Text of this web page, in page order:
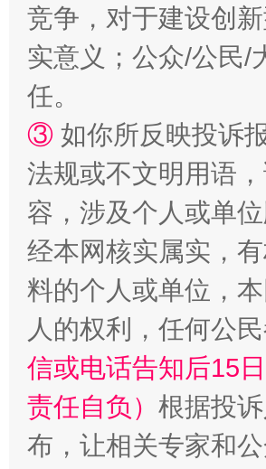
扯下公款旅游的“隐身衣”
“蜀中异人”王建安的艺术幻境
竞争，对于建设创
实意义；公众/公民/
任。
③ 如你所反映投诉
法规或不文明用语
容，涉及个人或单
经本网核实属实，
料的个人或单位，
人的权利，任何公
信或电话告知后15
责任自负） 根据投
布，让相关专家和